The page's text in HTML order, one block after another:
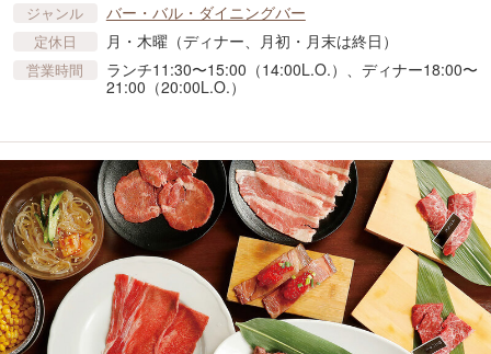
ジャンル バー・バル・ダイニングバー
定休日 月・木曜（ディナー、月初・月末は終日）
営業時間
ランチ11:30〜15:00（14:00L.O.）、ディナー18:00〜
21:00（20:00L.O.）